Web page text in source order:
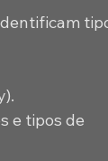
e tipos de